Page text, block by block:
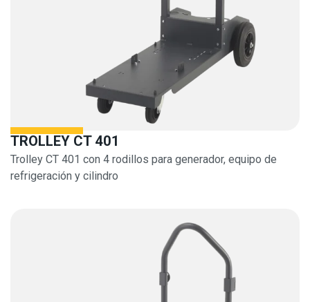
TROLLEY CT 401
Trolley CT 401 con 4 rodillos para generador, equipo de
refrigeración y cilindro